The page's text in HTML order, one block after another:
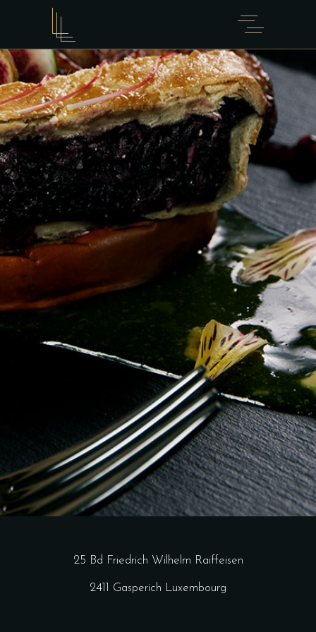
25 Bd Friedrich Wilhelm Raiffeisen
2411 Gasperich Luxembourg